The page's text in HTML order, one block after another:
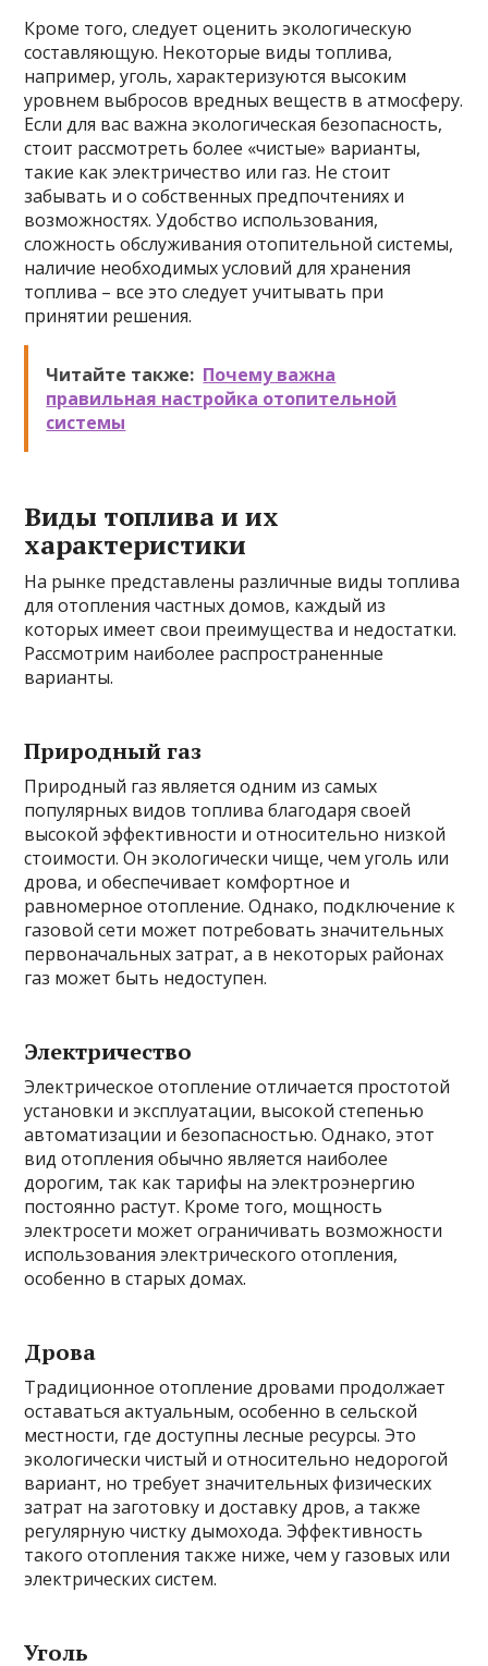
Кроме того, следует оценить экологическую
составляющую. Некоторые виды топлива,
например, уголь, характеризуются высоким
уровнем выбросов вредных веществ в атмосферу.
Если для вас важна экологическая безопасность,
стоит рассмотреть более «чистые» варианты,
такие как электричество или газ. Не стоит
забывать и о собственных предпочтениях и
возможностях. Удобство использования,
сложность обслуживания отопительной системы,
наличие необходимых условий для хранения
топлива – все это следует учитывать при
принятии решения.
Читайте также: Почему важна
правильная настройка отопительной
системы
Виды топлива и их
характеристики
На рынке представлены различные виды топлива
для отопления частных домов, каждый из
которых имеет свои преимущества и недостатки.
Рассмотрим наиболее распространенные
варианты.
Природный газ
Природный газ является одним из самых
популярных видов топлива благодаря своей
высокой эффективности и относительно низкой
стоимости. Он экологически чище, чем уголь или
дрова, и обеспечивает комфортное и
равномерное отопление. Однако, подключение к
газовой сети может потребовать значительных
первоначальных затрат, а в некоторых районах
газ может быть недоступен.
Электричество
Электрическое отопление отличается простотой
установки и эксплуатации, высокой степенью
автоматизации и безопасностью. Однако, этот
вид отопления обычно является наиболее
дорогим, так как тарифы на электроэнергию
постоянно растут. Кроме того, мощность
электросети может ограничивать возможности
использования электрического отопления,
особенно в старых домах.
Дрова
Традиционное отопление дровами продолжает
оставаться актуальным, особенно в сельской
местности, где доступны лесные ресурсы. Это
экологически чистый и относительно недорогой
вариант, но требует значительных физических
затрат на заготовку и доставку дров, а также
регулярную чистку дымохода. Эффективность
такого отопления также ниже, чем у газовых или
электрических систем.
Уголь